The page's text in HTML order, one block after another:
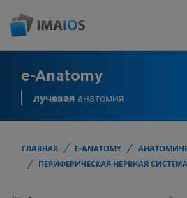
e-Anatomy
лучевая анатомия
ГЛАВНАЯ E-ANATOMY
ПЕРИФЕРИЧЕСКАЯ НЕРВНАЯ СИСТЕМА